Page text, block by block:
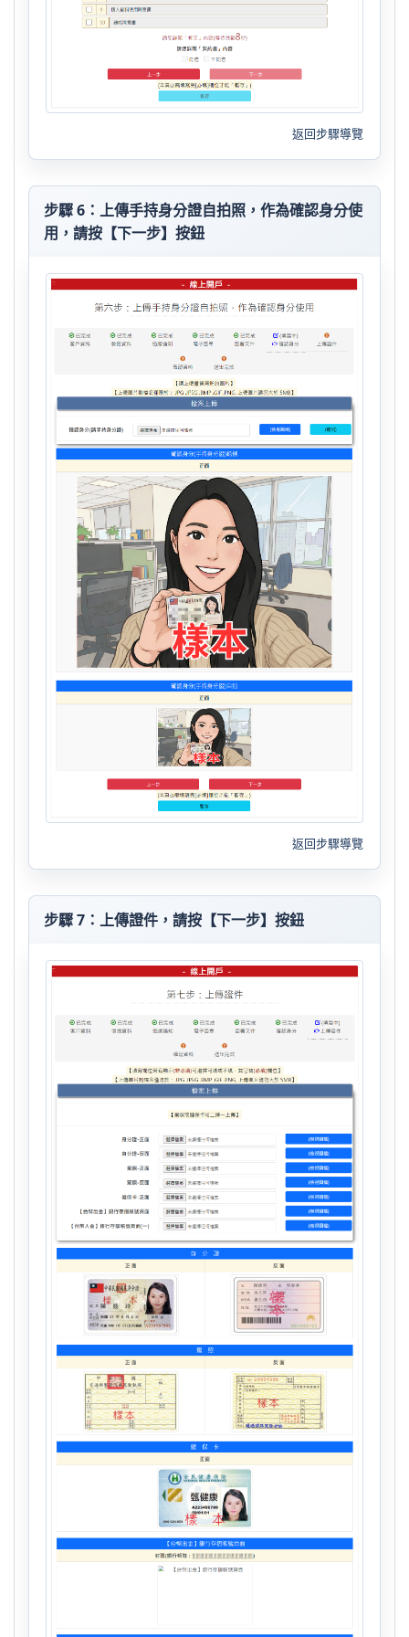
返回步驟導覽
步驟 6：上傳手持身分證自拍照，作為確認身分使
用，請按【下一步】按鈕
返回步驟導覽
步驟 7：上傳證件，請按【下一步】按鈕